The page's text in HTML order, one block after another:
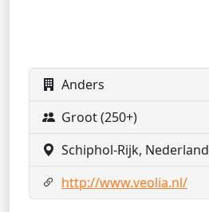
Anders
Groot (250+)
Schiphol-Rijk, Nederland
http://www.veolia.nl/